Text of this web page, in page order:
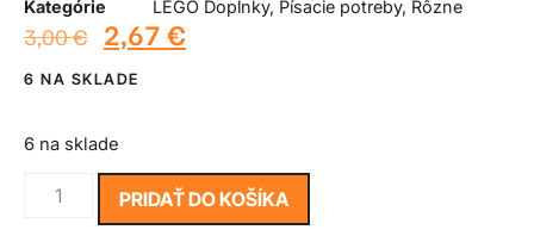
Kategórie
LEGO Doplnky, Písacie potreby, Rôzne
3,00€ 2,67 €
6 NA SKLADE
6 na sklade
PRIDAŤ DO KOŠÍKA